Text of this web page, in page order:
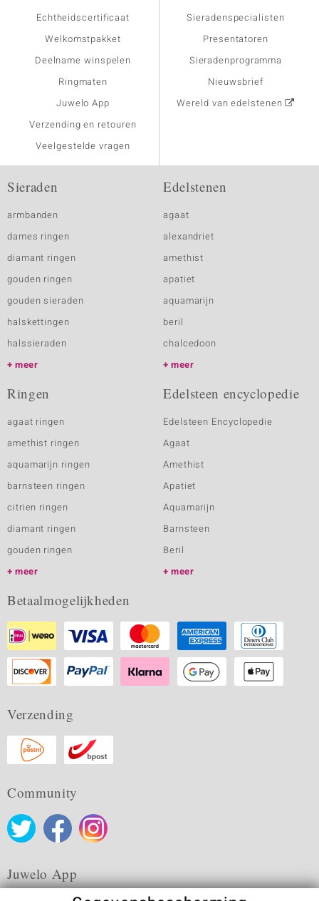
Echtheidscertificaat
Welkomstpakket
Deelname winspelen
Ringmaten
Juwelo App
Verzending en retouren
Veelgestelde vragen
Sieradenspecialisten
Presentatoren
Sieradenprogramma
Nieuwsbrief
Wereld van edelstenen
Sieraden
armbanden
dames ringen
diamant ringen
gouden ringen
gouden sieraden
halskettingen
halssieraden
meer
Edelstenen
agaat
alexandriet
amethist
apatiet
aquamarijn
beril
chalcedoon
meer
Ringen
agaat ringen
amethist ringen
aquamarijn ringen
barnsteen ringen
citrien ringen
diamant ringen
gouden ringen
meer
Edelsteen encyclopedie
Edelsteen Encyclopedie
Agaat
Amethist
Apatiet
Aquamarijn
Barnsteen
Beril
meer
Betaalmogelijkheden
Verzending
Community
Juwelo App